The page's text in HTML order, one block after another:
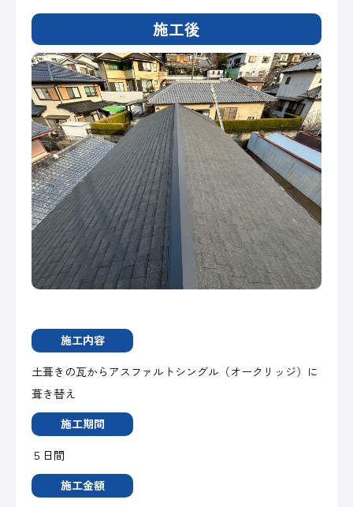
施工後
施工内容
土葺きの瓦からアスファルトシングル（オークリッジ）に
葺き替え
施工期間
５日間
施工金額